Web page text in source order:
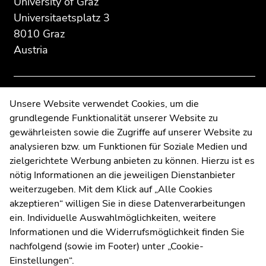
Universitaetsplatz 3
8010 Graz
Austria
Contact
Web Editors
Moodle
UNIGRAZonline
Imprint
Data Protection Declaration
Accessibility Declaration
WeatherstationUni Graz
overview
page
overview
page
Unsere Website verwendet Cookies, um die
grundlegende Funktionalität unserer Website zu
gewährleisten sowie die Zugriffe auf unserer Website zu
analysieren bzw. um Funktionen für Soziale Medien und
zielgerichtete Werbung anbieten zu können. Hierzu ist es
nötig Informationen an die jeweiligen Dienstanbieter
weiterzugeben. Mit dem Klick auf „Alle Cookies
akzeptieren“ willigen Sie in diese Datenverarbeitungen
ein. Individuelle Auswahlmöglichkeiten, weitere
Informationen und die Widerrufsmöglichkeit finden Sie
nachfolgend (sowie im Footer) unter „Cookie-
Einstellungen“.